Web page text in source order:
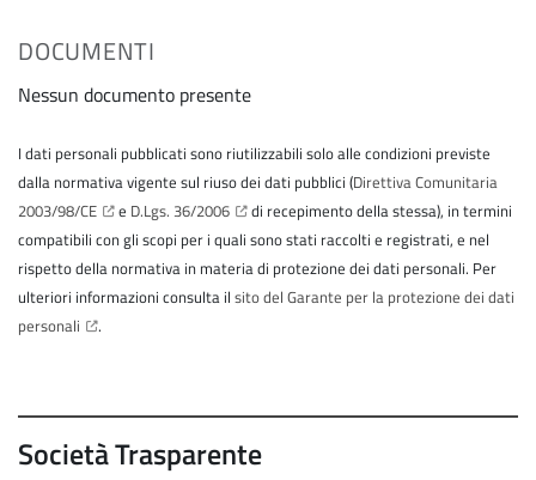
DOCUMENTI
Nessun documento presente
I dati personali pubblicati sono riutilizzabili solo alle condizioni previste
dalla normativa vigente sul riuso dei dati pubblici (Direttiva Comunitaria
2003/98/CE
e D.Lgs. 36/2006
di recepimento della stessa), in termini
compatibili con gli scopi per i quali sono stati raccolti e registrati, e nel
rispetto della normativa in materia di protezione dei dati personali. Per
ulteriori informazioni consulta il sito del Garante per la protezione dei dati
personali
.
Società Trasparente